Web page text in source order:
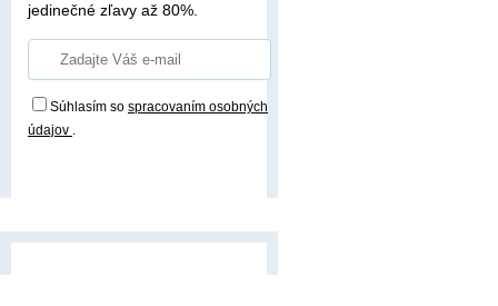
jedinečné zľavy až 80%.
Súhlasím so spracovaním osobných
údajov .